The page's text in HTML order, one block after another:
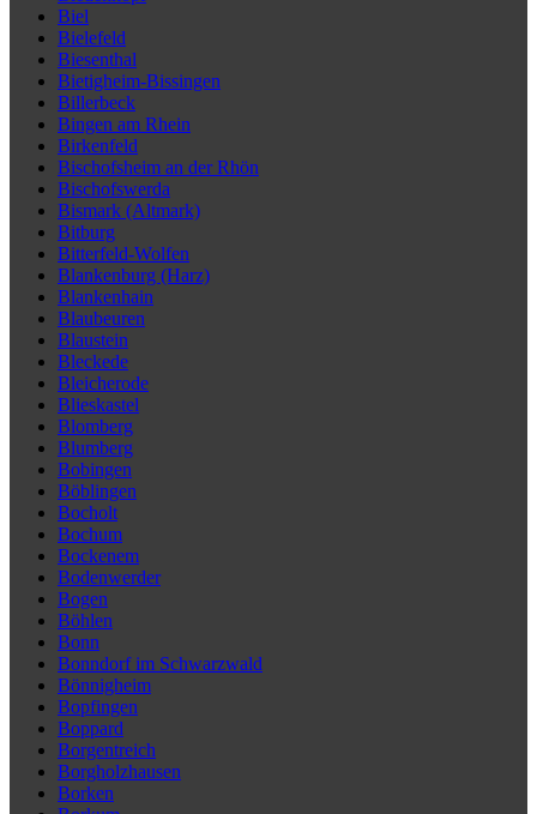
Biel
Bielefeld
Biesenthal
Bietigheim-Bissingen
Billerbeck
Bingen am Rhein
Birkenfeld
Bischofsheim an der Rhön
Bischofswerda
Bismark (Altmark)
Bitburg
Bitterfeld-Wolfen
Blankenburg (Harz)
Blankenhain
Blaubeuren
Blaustein
Bleckede
Bleicherode
Blieskastel
Blomberg
Blumberg
Bobingen
Böblingen
Bocholt
Bochum
Bockenem
Bodenwerder
Bogen
Böhlen
Bonn
Bonndorf im Schwarzwald
Bönnigheim
Bopfingen
Boppard
Borgentreich
Borgholzhausen
Borken